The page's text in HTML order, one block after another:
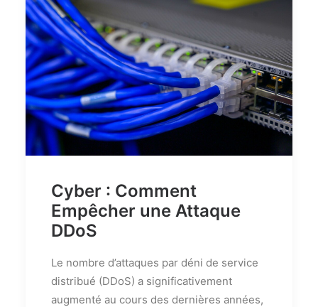
Cyber : Comment
Empêcher une Attaque
DDoS
Le nombre d’attaques par déni de service
distribué (DDoS) a significativement
augmenté au cours des dernières années,